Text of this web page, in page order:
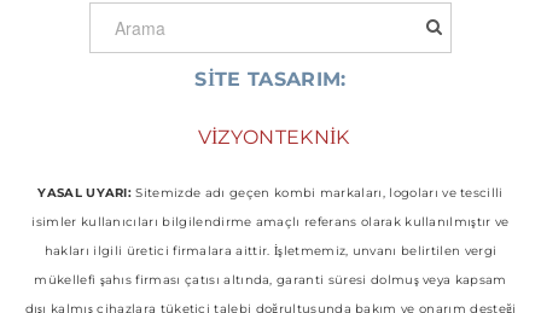
SİTE TASARIM:
VİZYONTEKNİK
YASAL UYARI: Sitemizde adı geçen kombi markaları, logoları ve tescilli
isimler kullanıcıları bilgilendirme amaçlı referans olarak kullanılmıştır ve
hakları ilgili üretici firmalara aittir. İşletmemiz, unvanı belirtilen vergi
mükellefi şahıs firması çatısı altında, garanti süresi dolmuş veya kapsam
dışı kalmış cihazlara tüketici talebi doğrultusunda bakım ve onarım desteği